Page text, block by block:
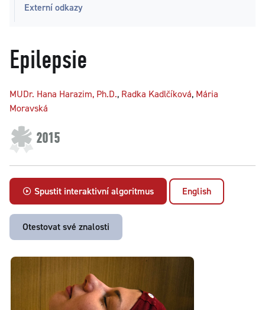
Epilepsie
MUDr. Hana Harazim, Ph.D., Radka Kadlčíková, Mária
Moravská
2015
Spustit interaktivní algoritmus English
Otestovat své znalosti
Externí odkazy